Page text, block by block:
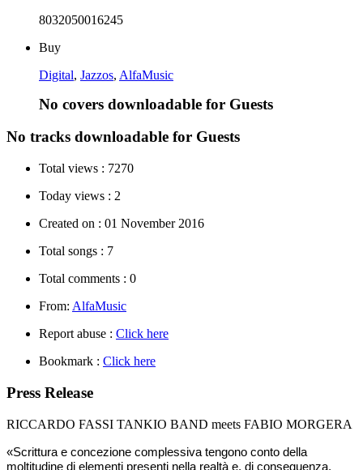
8032050016245
Buy
Digital, Jazzos, AlfaMusic
No covers downloadable for Guests
No tracks downloadable for Guests
Total views : 7270
Today views : 2
Created on : 01 November 2016
Total songs : 7
Total comments : 0
From: AlfaMusic
Report abuse : Click here
Bookmark : Click here
Press Release
RICCARDO FASSI TANKIO BAND meets FABIO MORGERA
«Scrittura e concezione complessiva tengono conto della
moltitudine di elementi presenti nella realtà e, di conseguenza,